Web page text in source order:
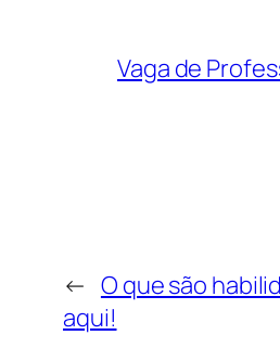
Vaga de
← O que são
aqui!